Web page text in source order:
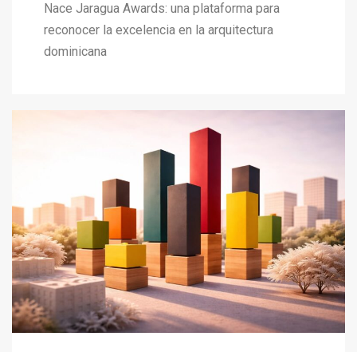
Nace Jaragua Awards: una plataforma para
reconocer la excelencia en la arquitectura
dominicana